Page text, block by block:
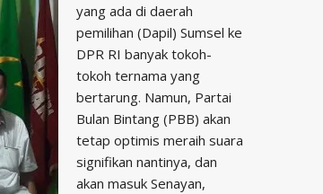
yang ada di daerah
pemilihan (Dapil) Sumsel ke
DPR RI banyak tokoh-
tokoh ternama yang
bertarung. Namun, Partai
Bulan Bintang (PBB) akan
tetap optimis meraih suara
signifikan nantinya, dan
akan masuk Senayan,